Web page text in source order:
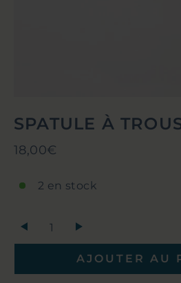
SPATULE À
Prix
18,00€
2 en stock
AJOUTER AU